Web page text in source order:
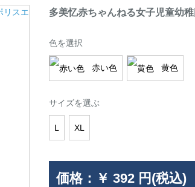
多美忆赤ちゃんねる女子児童幼
色を選択
赤い色 黄色
サイズを選ぶ
L XL
価格： ￥ 392 円(税込)